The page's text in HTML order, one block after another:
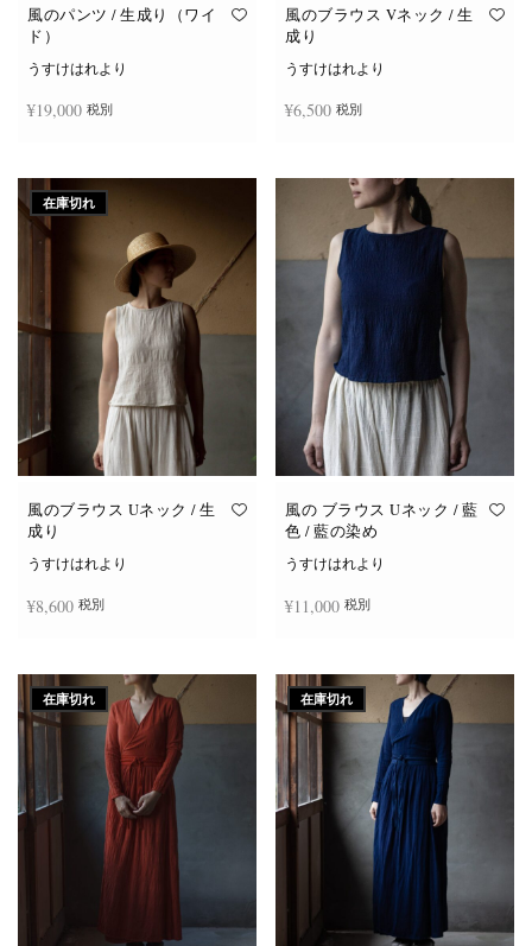
オ
ジ
選
択
で
き
ま
す
オ
ジ
か
ら
選
風のパンツ / 生成り（ワイ
ド）
うすけはれより
¥19,000 税別
風のブラウス Vネック / 生
成り
うすけはれより
¥6,500 税別
在庫切れ
風のブラウス Uネック / 生
成り
うすけはれより
¥8,600 税別
風の ブラウス Uネック / 藍
色 / 藍の染め
うすけはれより
¥11,000 税別
在庫切れ 在庫切れ